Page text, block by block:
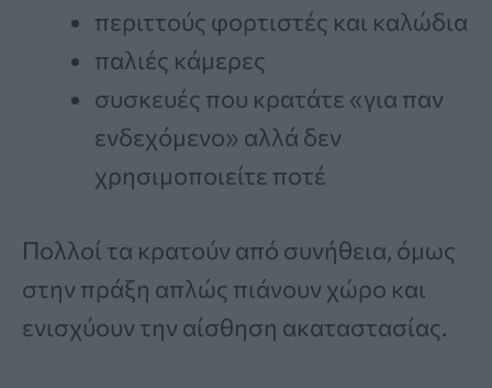
περιττούς φορτιστές και καλώδια
παλιές κάμερες
συσκευές που κρατάτε «για παν
ενδεχόμενο» αλλά δεν
χρησιμοποιείτε ποτέ
Πολλοί τα κρατούν από συνήθεια, όμως
στην πράξη απλώς πιάνουν χώρο και
ενισχύουν την αίσθηση ακαταστασίας.